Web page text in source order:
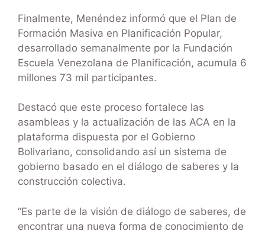
Finalmente, Menéndez informó que el Plan de
Formación Masiva en Planificación Popular,
desarrollado semanalmente por la Fundación
Escuela Venezolana de Planificación, acumula 6
millones 73 mil participantes.
Destacó que este proceso fortalece las
asambleas y la actualización de las ACA en la
plataforma dispuesta por el Gobierno
Bolivariano, consolidando así un sistema de
gobierno basado en el diálogo de saberes y la
construcción colectiva.
“Es parte de la visión de diálogo de saberes, de
encontrar una nueva forma de conocimiento de